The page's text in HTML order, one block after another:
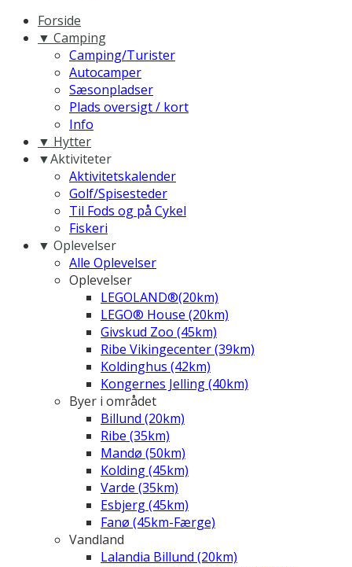
Forside
▼ Camping
Camping/Turister
Autocamper
Sæsonpladser
Plads oversigt / kort
Info
▼ Hytter
▼Aktiviteter
Aktivitetskalender
Golf/Spisesteder
Til Fods og på Cykel
Fiskeri
▼ Oplevelser
Alle Oplevelser
Oplevelser
LEGOLAND®(20km)
LEGO® House (20km)
Givskud Zoo (45km)
Ribe Vikingecenter (39km)
Koldinghus (42km)
Kongernes Jelling (40km)
Byer i området
Billund (20km)
Ribe (35km)
Mandø (50km)
Kolding (45km)
Varde (35km)
Esbjerg (45km)
Fanø (45km-Færge)
Vandland
Lalandia Billund (20km)